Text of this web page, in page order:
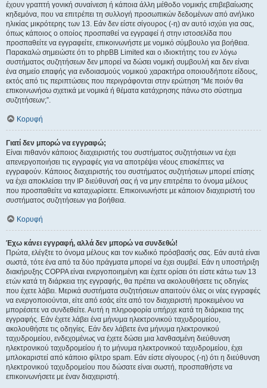
έχουν γραπτή γονική συναίνεση ή κάποια άλλη μέθοδο νομικής επιβεβαίωσης
κηδεμόνα, που να επιτρέπει τη συλλογή προσωπικών δεδομένων από ανήλικο
ηλικίας μικρότερης των 13. Εάν δεν είστε σίγουρος (-η) αν αυτό ισχύει για σας,
όπως κάποιος ο οποίος προσπαθεί να εγγραφεί ή στην ιστοσελίδα που
προσπαθείτε να εγγραφείτε, επικοινωνήστε με νομικό σύμβουλο για βοήθεια.
Παρακαλώ σημειώστε ότι το phpBB Limited και ο ιδιοκτήτης του εν λόγω
συστήματος συζητήσεων δεν μπορεί να δώσει νομική συμβουλή και δεν είναι
ένα σημείο επαφής για ενδοιασμούς νομικού χαρακτήρα οποιουδήποτε είδους,
εκτός από τις περιπτώσεις που περιγράφονται στην ερώτηση “Με ποιόν θα
επικοινωνήσω σχετικά με νομικά ή θέματα κατάχρησης πάνω στο σύστημα
συζητήσεων;”.
Κορυφή
Γιατί δεν μπορώ να εγγραφώ;
Είναι πιθανόν κάποιος διαχειριστής του συστήματος συζητήσεων να έχει
απενεργοποιήσει τις εγγραφές για να αποτρέψει νέους επισκέπτες να
εγγραφούν. Κάποιος διαχειριστής του συστήματος συζητήσεων μπορεί επίσης
να έχει αποκλείσει την IP διεύθυνσή σας ή να μην επιτρέπει το όνομα μέλους
που προσπαθείτε να καταχωρίσετε. Επικοινωνήστε με κάποιον διαχειριστή του
συστήματος συζητήσεων για βοήθεια.
Κορυφή
Έχω κάνει εγγραφή, αλλά δεν μπορώ να συνδεθώ!
Πρώτα, ελέγξτε το όνομα μέλους και τον κωδικό πρόσβασής σας. Εάν αυτά είναι
σωστά, τότε ένα από τα δύο πράγματα μπορεί να έχει συμβεί. Εάν η υποστήριξη
διακήρυξης COPPA είναι ενεργοποιημένη και έχετε ορίσει ότι είστε κάτω των 13
ετών κατά τη διάρκεια της εγγραφής, θα πρέπει να ακολουθήσετε τις οδηγίες
που έχετε λάβει. Μερικά συστήματα συζητήσεων απαιτούν όλες οι νέες εγγραφές
να ενεργοποιούνται, είτε από εσάς είτε από τον διαχειριστή προκειμένου να
μπορέσετε να συνδεθείτε. Αυτή η πληροφορία υπήρχε κατά τη διάρκεια της
εγγραφής. Εάν έχετε λάβει ένα μήνυμα ηλεκτρονικού ταχυδρομείου,
ακολουθήστε τις οδηγίες. Εάν δεν λάβετε ένα μήνυμα ηλεκτρονικού
ταχυδρομείου, ενδεχομένως να έχετε δώσει μια λανθασμένη διεύθυνση
ηλεκτρονικού ταχυδρομείου ή το μήνυμα ηλεκτρονικού ταχυδρομείου, έχει
μπλοκαριστεί από κάποιο φίλτρο spam. Εάν είστε σίγουρος (-η) ότι η διεύθυνση
ηλεκτρονικού ταχυδρομείου που δώσατε είναι σωστή, προσπαθήστε να
επικοινωνήσετε με έναν διαχειριστή.